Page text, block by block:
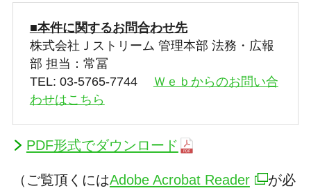
■本件に関するお問合わせ先
株式会社Ｊストリーム 管理本部 法務・広報
部 担当：常冨
TEL: 03-5765-7744
Ｗｅｂからのお問い合
わせはこちら
PDF形式でダウンロード
（ご覧頂くにはAdobe Acrobat Reader
が必